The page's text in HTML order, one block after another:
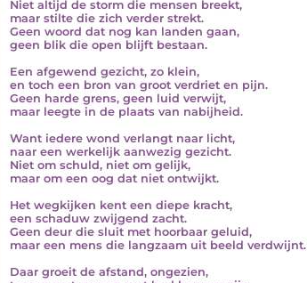
Niet altijd de storm die mensen breekt,
maar stilte die zich verder strekt.
Geen woord dat nog kan landen gaan,
geen blik die open blijft bestaan.
Een afgewend gezicht, zo klein,
en toch een bron van groot verdriet en pijn.
Geen harde grens, geen luid verwijt,
maar leegte in de plaats van nabijheid.
Want iedere wond verlangt naar licht,
naar een werkelijk aanwezig gezicht.
Niet om schuld, niet om gelijk,
maar om een oog dat niet ontwijkt.
Het wegkijken kent een diepe kracht,
een schaduw zwijgend zacht.
Geen deur die sluit met hoorbaar geluid,
maar een mens die langzaam uit beeld verdwijnt.
Daar groeit de afstand, ongezien,